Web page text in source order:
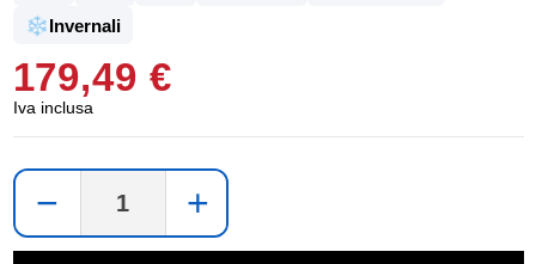
❄️Invernali
179,49 €
Iva inclusa
− +